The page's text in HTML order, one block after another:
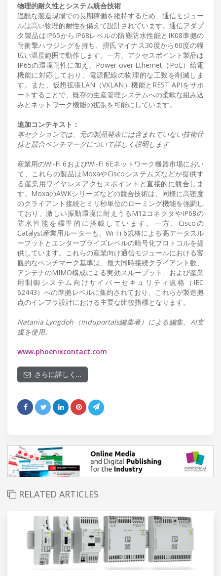
物理的耐久性とシステム統合技術
過酷な製造現場での長期稼働を維持するため、通信モジュー
ルは高い物理的耐性を備えて設計されています。通信アダプ
タ製品はIP65からIP68レベルの防塵防水性能とIK08準拠の
耐衝撃ハウジングを持ち、摂氏マイナス30度から60度の幅
広い温度範囲で動作します。一方、アクセスポイント製品は
IP65の環境耐性に加え、Power over Ethernet（PoE）給電
機能に対応しており、電源配線の物理的な工数を削減しま
す。また、仮想拡張LAN（VXLAN）機能とREST APIをサポ
ートすることで、既存の生産管理システムへの柔軟な組み込
みとネットワーク機能の拡張を可能にしています。
追加コンテキスト：
本セクションでは、元の製品発表には含まれていない技術仕
様と競合ベンチマークについて詳しく説明します
産業用のWi-Fi 6およびWi-Fi 6Eネットワーク機器市場におい
て、これらの製品はMoxaやCiscoシステムズなどが提供す
る産業用ワイヤレスアクセスポイントと直接的に競合しま
す。MoxaのAWKシリーズなどの競合技術は、同様に高密度
のクライアント接続とミリ秒単位のローミング機能を強調し
ており、激しい振動環境に耐えうるM12コネクタやIP68の
防水性能を標準的に搭載しています。一方、Ciscoの
Catalyst産業用ルーターも、Wi-Fi 6規格による高データスル
ープットとエンタープライズレベルの暗号化プロトコルを提
供しています。これらの産業向け通信モジュールにおける客
観的なベンチマーク基準は、最大同時接続クライアント数、
アンテナのMIMO構成による実効スループット、および産業
用制御システム向けサイバーセキュリティ規格（IEC
62443）への準拠レベルに集約されており、これらが製造拠
点のインフラ設計における主要な比較指標となります。
Natania Lyngdoh（Induportals編集者）による編集。AI支
援を使用。
www.phoenixcontact.com
さらに詳しく…
RELATED ARTICLES